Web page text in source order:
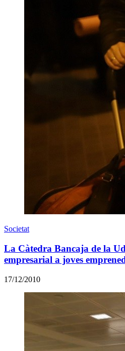
Societat
La Càtedra Bancaja de la
empresarial a joves
17/12/2010